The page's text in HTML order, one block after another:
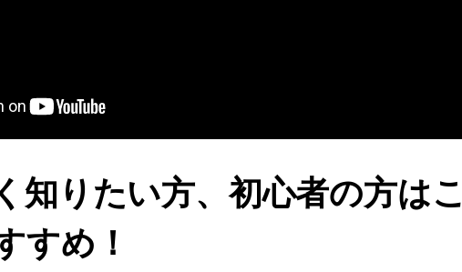
知りたい方、初心者の方はこ
すめ！